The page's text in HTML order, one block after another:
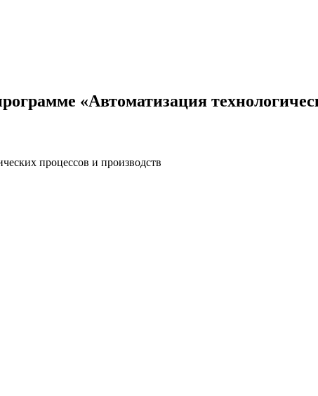
«Автоматизация
процессов и производств